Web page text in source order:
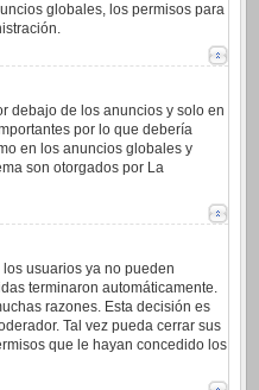
globales, los permisos para
debajo de los anuncios y solo en
por lo que debería
en los anuncios globales y
son otorgados por La
usuarios ya no pueden
terminaron automáticamente.
razones. Esta decisión es
Tal vez pueda cerrar sus
que le hayan concedido los